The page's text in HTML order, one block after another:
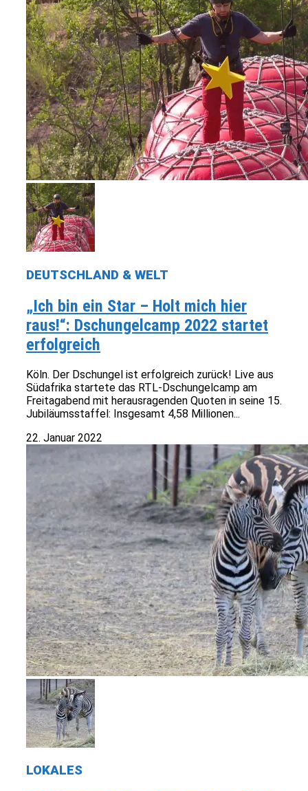
DEUTSCHLAND & WELT
„Ich bin ein Star – Holt mich hier
raus!“: Dschungelcamp 2022 startet
erfolgreich
Köln. Der Dschungel ist erfolgreich zurück! Live aus
Südafrika startete das RTL-Dschungelcamp am
Freitagabend mit herausragenden Quoten in seine 15.
Jubiläumsstaffel: Insgesamt 4,58 Millionen...
22. Januar 2022
LOKALES